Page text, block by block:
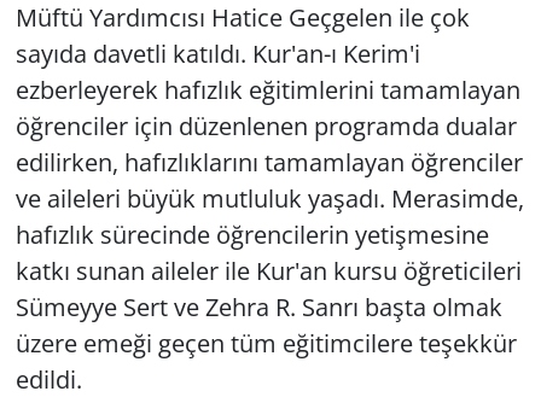
Müftü Yardımcısı Hatice Geçgelen ile çok
sayıda davetli katıldı. Kur'an-ı Kerim'i
ezberleyerek hafızlık eğitimlerini tamamlayan
öğrenciler için düzenlenen programda dualar
edilirken, hafızlıklarını tamamlayan öğrenciler
ve aileleri büyük mutluluk yaşadı. Merasimde,
hafızlık sürecinde öğrencilerin yetişmesine
katkı sunan aileler ile Kur'an kursu öğreticileri
Sümeyye Sert ve Zehra R. Sanrı başta olmak
üzere emeği geçen tüm eğitimcilere teşekkür
edildi.